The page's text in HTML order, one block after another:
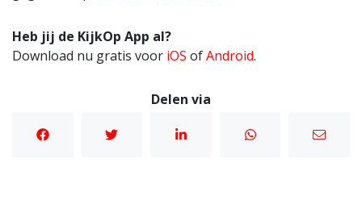
Heb jij de KijkOp App al?
Download nu gratis voor iOS ofAndroid.
Delen via